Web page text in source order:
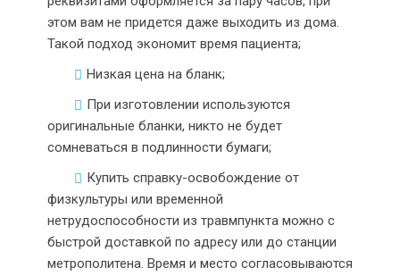
этом вам не придется даже выходить из дома.
Такой подход экономит время пациента;
Низкая цена на бланк;
При изготовлении используются
оригинальные бланки, никто не будет
сомневаться в подлинности бумаги;
Купить справку-освобождение от
физкультуры или временной
нетрудоспособности из травмпункта можно с
быстрой доставкой по адресу или до станции
метрополитена. Время и место согласовываются